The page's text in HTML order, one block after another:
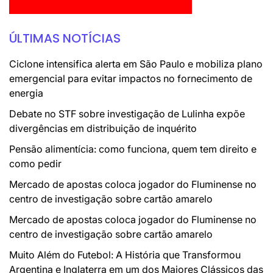
ÚLTIMAS NOTÍCIAS
Ciclone intensifica alerta em São Paulo e mobiliza plano
emergencial para evitar impactos no fornecimento de
energia
Debate no STF sobre investigação de Lulinha expõe
divergências em distribuição de inquérito
Pensão alimentícia: como funciona, quem tem direito e
como pedir
Mercado de apostas coloca jogador do Fluminense no
centro de investigação sobre cartão amarelo
Mercado de apostas coloca jogador do Fluminense no
centro de investigação sobre cartão amarelo
Muito Além do Futebol: A História que Transformou
Argentina e Inglaterra em um dos Maiores Clássicos das